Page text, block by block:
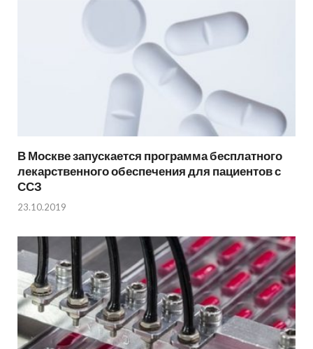
В Москве запускается программа бесплатного
лекарственного обеспечения для пациентов с
ССЗ
23.10.2019